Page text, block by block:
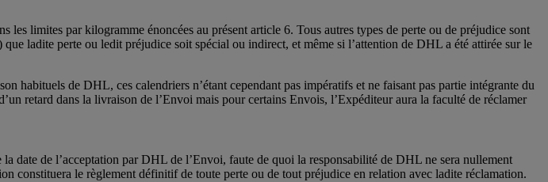
limites par kilogramme énoncées au présent article 6. Tous autres types de perte ou de préjudice sont
ladite perte ou ledit préjudice soit spécial ou indirect, et même si l’attention de DHL a été attirée sur le
de DHL, ces calendriers n’étant cependant pas impératifs et ne faisant pas partie intégrante du
retard dans la livraison de l’Envoi mais pour certains Envois, l’Expéditeur aura la faculté de réclamer
date de l’acceptation par DHL de l’Envoi, faute de quoi la responsabilité de DHL ne sera nullement
constituera le règlement définitif de toute perte ou de tout préjudice en relation avec ladite réclamation.